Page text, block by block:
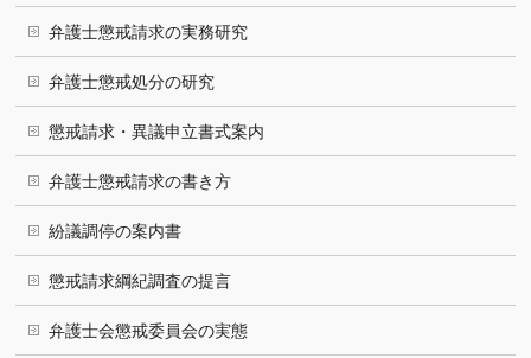
弁護士懲戒請求の実務研究
弁護士懲戒処分の研究
懲戒請求・異議申立書式案内
弁護士懲戒請求の書き方
紛議調停の案内書
懲戒請求綱紀調査の提言
弁護士会懲戒委員会の実態